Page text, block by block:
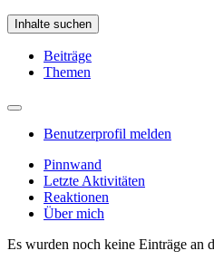
Inhalte suchen
Beiträge
Themen
Benutzerprofil melden
Pinnwand
Letzte Aktivitäten
Reaktionen
Über mich
Es wurden noch keine Einträge an